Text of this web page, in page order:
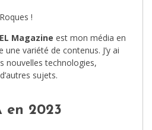
!
Magazine est mon média en
variété de contenus. J’y ai
nouvelles technologies,
sujets.
en 2023